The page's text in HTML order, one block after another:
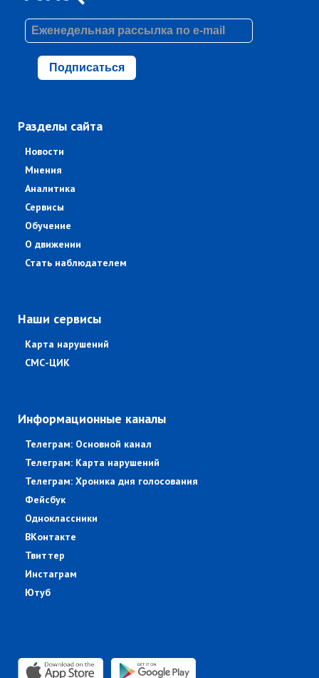
Подписаться
Разделы сайта
Новости
Мнения
Аналитика
Сервисы
Обучение
О движении
Стать наблюдателем
Наши сервисы
Карта нарушений
СМС-ЦИК
Информационные каналы
Телеграм: Основной канал
Телеграм: Карта нарушений
Телеграм: Хроника дня голосования
Фейсбук
Одноклассники
ВКонтакте
Твиттер
Инстаграм
Ютуб